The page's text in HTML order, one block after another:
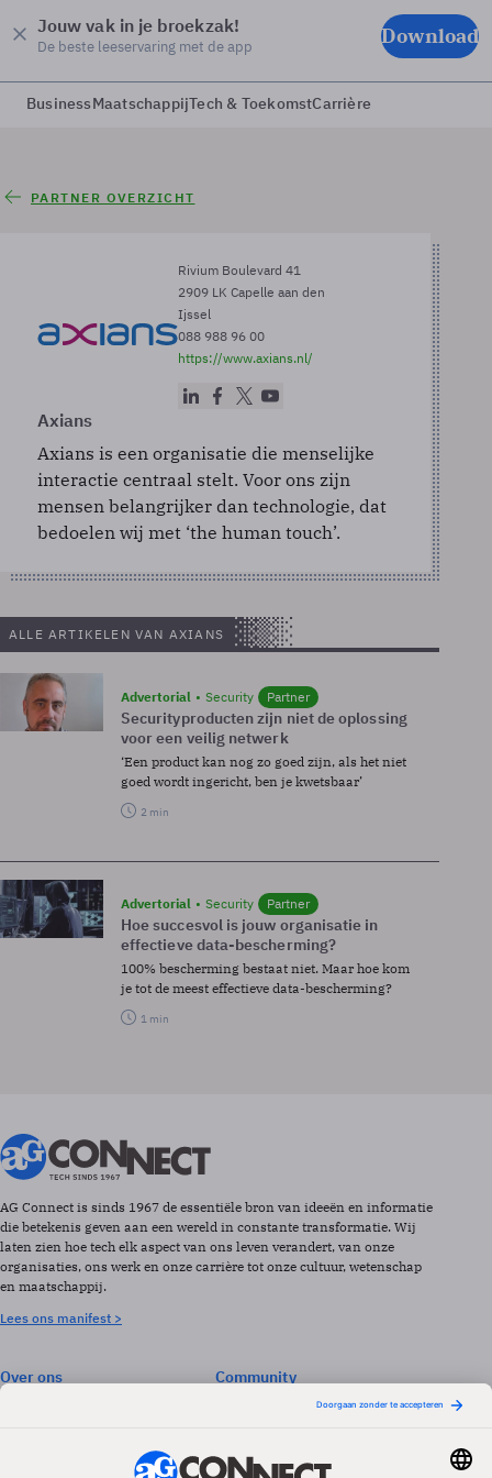
Jouw vak in je broekzak!
De beste leeservaring met de app Download
BusinessMaatschappijTech & ToekomstCarrière
PARTNER OVERZICHT
Rivium Boulevard 41
2909 LK Capelle aan den
Ijssel
088 988 96 00
https://www.axians.nl/
Axians
Axians is een organisatie die menselijke
interactie centraal stelt. Voor ons zijn
mensen belangrijker dan technologie, dat
bedoelen wij met ‘the human touch’.
ALLE ARTIKELEN VAN AXIANS
Advertorial Security Partner
Securityproducten zijn niet de oplossing
voor een veilig netwerk
‘Een product kan nog zo goed zijn, als het niet
goed wordt ingericht, ben je kwetsbaar’
2 min
Advertorial Security Partner
Hoe succesvol is jouw organisatie in
effectieve data-bescherming?
100% bescherming bestaat niet. Maar hoe kom
je tot de meest effectieve data-bescherming?
1 min
AG Connect is sinds 1967 de essentiële bron van ideeën en informatie
die betekenis geven aan een wereld in constante transformatie. Wij
laten zien hoe tech elk aspect van ons leven verandert, van onze
organisaties, ons werk en onze carrière tot onze cultuur, wetenschap
en maatschappij.
Lees ons manifest >
Over ons
Community
Events & Opleidingen
Vacatures